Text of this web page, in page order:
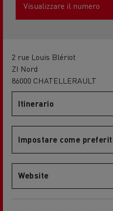
Visualizzare il numero
2 rue Louis Blériot
ZI Nord
86000 CHATELLERAULT
Itinerario
Impostare come
Website